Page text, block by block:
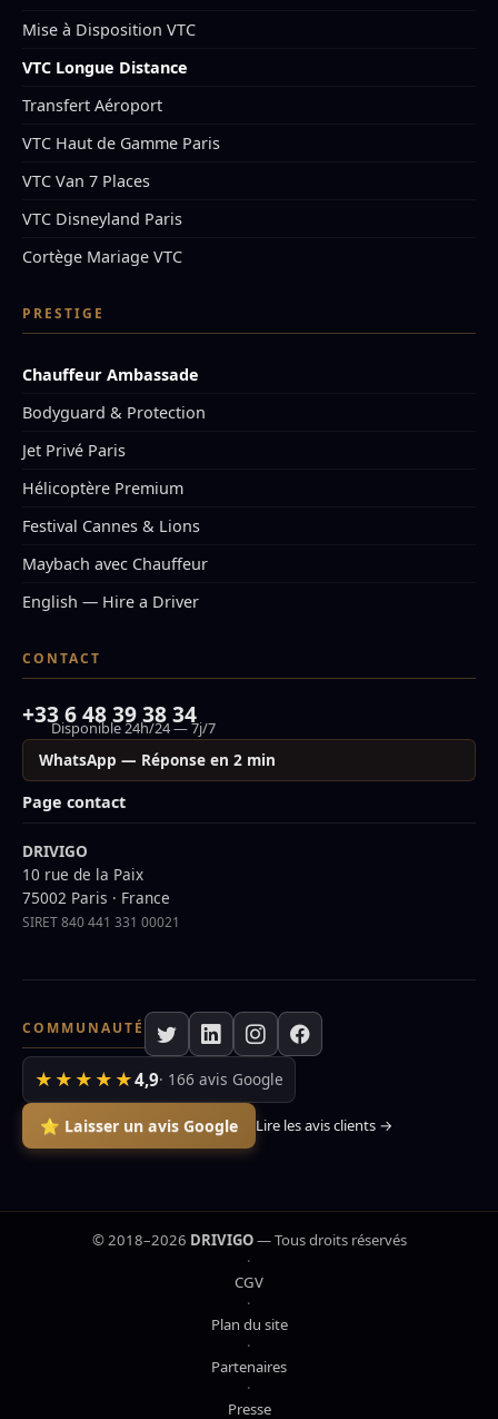
Mise à Disposition VTC
VTC Longue Distance
Transfert Aéroport
VTC Haut de Gamme Paris
VTC Van 7 Places
VTC Disneyland Paris
Cortège Mariage VTC
PRESTIGE
Chauffeur Ambassade
Bodyguard & Protection
Jet Privé Paris
Hélicoptère Premium
Festival Cannes & Lions
Maybach avec Chauffeur
English — Hire a Driver
CONTACT
+33 6 48 39 38 34
Disponible 24h/24 — 7j/7
WhatsApp — Réponse en 2 min
Page contact
DRIVIGO
10 rue de la Paix
75002 Paris · France
SIRET 840 441 331 00021
COMMUNAUTÉ
★★★★★4,9· 166 avis Google
⭐ Laisser un avis Google Lire les avis clients →
© 2018–2026 DRIVIGO— Tous droits réservés
·
CGV
·
Plan du site
·
Partenaires
·
Presse